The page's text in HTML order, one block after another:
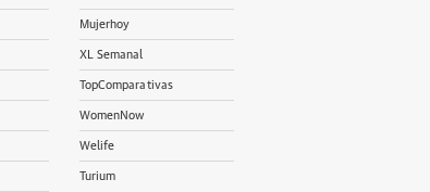
Mujerhoy
XL Semanal
TopComparativas
WomenNow
Welife
Turium